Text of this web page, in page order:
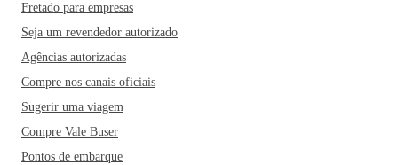
Fretado para empresas
Seja um revendedor autorizado
Agências autorizadas
Compre nos canais oficiais
Sugerir uma viagem
Compre Vale Buser
Pontos de embarque